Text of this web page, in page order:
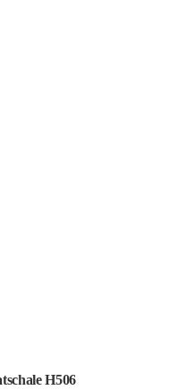
H506